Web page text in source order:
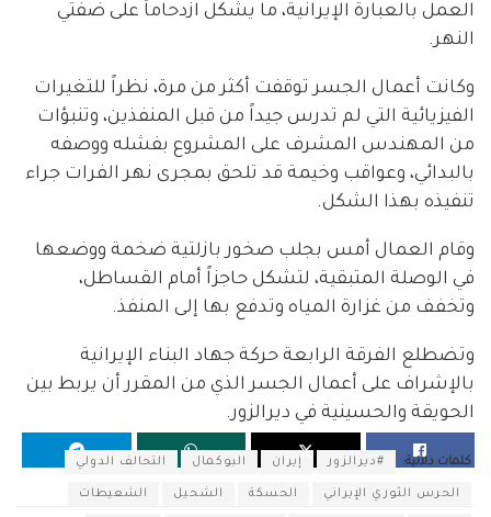
العمل بالعبارة الإيرانية، ما يشكل ازدحاماً على ضفتي
النهر.
وكانت أعمال الجسر توقفت أكثر من مرة، نظراً للتغيرات
الفيزيائية التي لم تدرس جيداً من قبل المنفذين، وتنبؤات
من المهندس المشرف على المشروع بفشله ووصفه
بالبدائي، وعواقب وخيمة قد تلحق بمجرى نهر الفرات جراء
تنفيذه بهذا الشكل.
وقام العمال أمس بجلب صخور بازلتية ضخمة ووضعها
في الوصلة المتبقية، لتشكل حاجزاً أمام القساطل،
وتخفف من غزارة المياه وتدفع بها إلى المنفذ.
وتضطلع الفرقة الرابعة حركة جهاد البناء الإيرانية
بالإشراف على أعمال الجسر الذي من المقرر أن يربط بين
الحويقة والحسينية في ديرالزور.
كلمات دلالية: #ديرالزور إيران البوكمال التحالف الدولي
الحرس الثوري الإيراني الحسكة الشحيل الشعيطات